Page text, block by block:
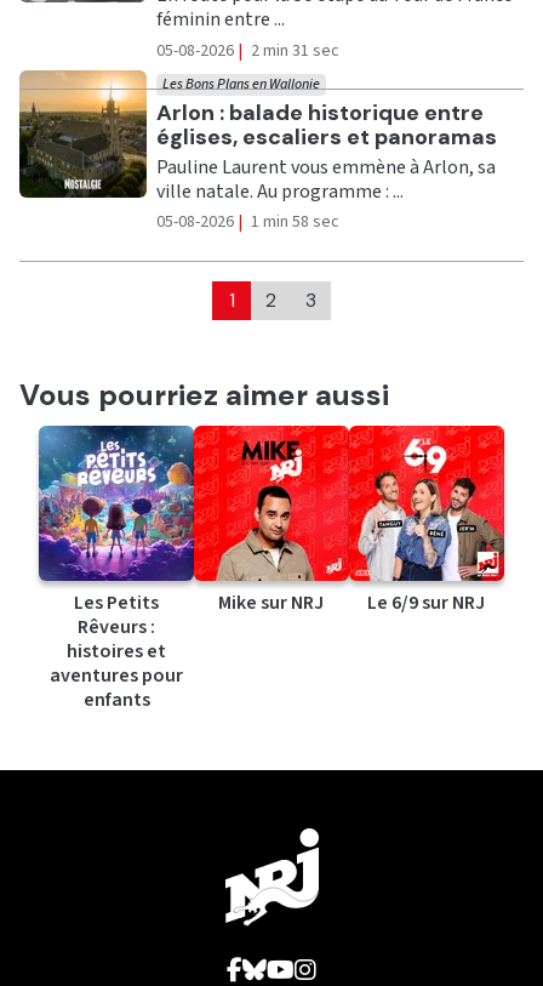
féminin entre ...
05-08-2026 | 2 min 31 sec
Ecouter
Arlon : balade historique entre
églises, escaliers et panoramas
Les Bons Plans en Wallonie
Pauline Laurent vous emmène à Arlon, sa
ville natale. Au programme : ...
05-08-2026 | 1 min 58 sec
1 2 3
Vous pourriez aimer aussi
Les Petits
Rêveurs :
histoires et
aventures pour
enfants
Mike sur NRJ Le 6/9 sur NRJ